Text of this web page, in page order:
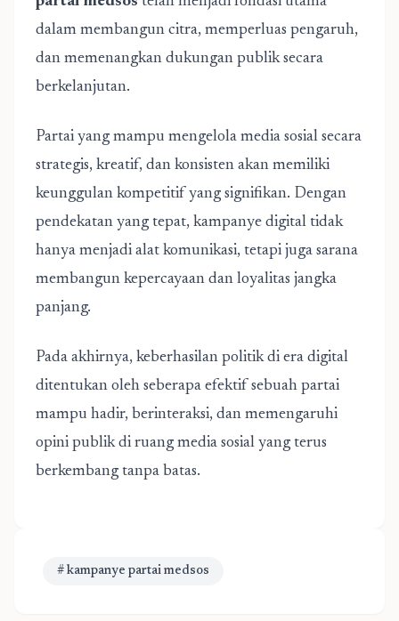
dalam membangun citra, memperluas pengaruh,
dan memenangkan dukungan publik secara
berkelanjutan.
Partai yang mampu mengelola media sosial secara
strategis, kreatif, dan konsisten akan memiliki
keunggulan kompetitif yang signifikan. Dengan
pendekatan yang tepat, kampanye digital tidak
hanya menjadi alat komunikasi, tetapi juga sarana
membangun kepercayaan dan loyalitas jangka
panjang.
Pada akhirnya, keberhasilan politik di era digital
ditentukan oleh seberapa efektif sebuah partai
mampu hadir, berinteraksi, dan memengaruhi
opini publik di ruang media sosial yang terus
berkembang tanpa batas.
# kampanye partai medsos